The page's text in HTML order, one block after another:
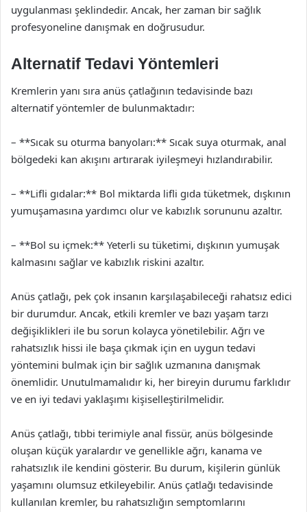
uygulanması şeklindedir. Ancak, her zaman bir sağlık
profesyoneline danışmak en doğrusudur.
Alternatif Tedavi Yöntemleri
Kremlerin yanı sıra anüs çatlağının tedavisinde bazı
alternatif yöntemler de bulunmaktadır:
– **Sıcak su oturma banyoları:** Sıcak suya oturmak, anal
bölgedeki kan akışını artırarak iyileşmeyi hızlandırabilir.
– **Lifli gıdalar:** Bol miktarda lifli gıda tüketmek, dışkının
yumuşamasına yardımcı olur ve kabızlık sorununu azaltır.
– **Bol su içmek:** Yeterli su tüketimi, dışkının yumuşak
kalmasını sağlar ve kabızlık riskini azaltır.
Anüs çatlağı, pek çok insanın karşılaşabileceği rahatsız edici
bir durumdur. Ancak, etkili kremler ve bazı yaşam tarzı
değişiklikleri ile bu sorun kolayca yönetilebilir. Ağrı ve
rahatsızlık hissi ile başa çıkmak için en uygun tedavi
yöntemini bulmak için bir sağlık uzmanına danışmak
önemlidir. Unutulmamalıdır ki, her bireyin durumu farklıdır
ve en iyi tedavi yaklaşımı kişiselleştirilmelidir.
Anüs çatlağı, tıbbi terimiyle anal fissür, anüs bölgesinde
oluşan küçük yaralardır ve genellikle ağrı, kanama ve
rahatsızlık ile kendini gösterir. Bu durum, kişilerin günlük
yaşamını olumsuz etkileyebilir. Anüs çatlağı tedavisinde
kullanılan kremler, bu rahatsızlığın semptomlarını